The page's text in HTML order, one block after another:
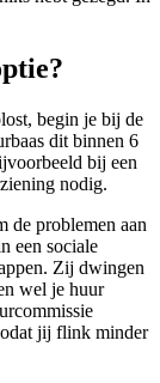
begin je bij de
dit binnen 6
bij een
nodig.
de problemen aan
een sociale
Zij dwingen
wel je huur
jij flink minder